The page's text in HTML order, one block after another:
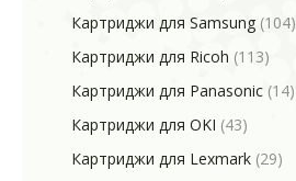
Картриджи для Samsung (104)
Картриджи для Ricoh (113)
Картриджи для Panasonic (14)
Картриджи для OKI (43)
Картриджи для Lexmark (29)